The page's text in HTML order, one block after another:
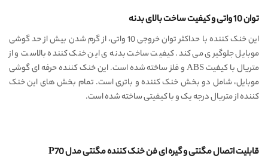
توان 10 واتی و کیفیت ساخت بالای بدنه
این خنک کننده با حداکثر توان خروجی 10 واتی، از گرم شدن بیش از حد گوشی
موبایل جلوگیری می کند. کیفیت ساخت بدنه ی این خنک کننده بالاست و از
متریال با کیفیت ABS و فلز ساخته شده است. این خنک کننده حرفه ای گوشی
موبایل، شامل دو بخش خنک کننده و باتری است. تمام بخش های این خنک
کننده از متریال درجه یک و با کیفیتی ساخته شده است.
قابلیت اتصال مگنتی و گیره ای فن خنک کننده مگنتی مدل P70